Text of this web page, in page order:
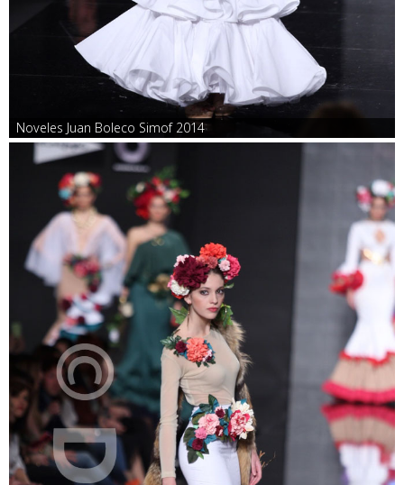
Noveles Juan Boleco Simof 2014